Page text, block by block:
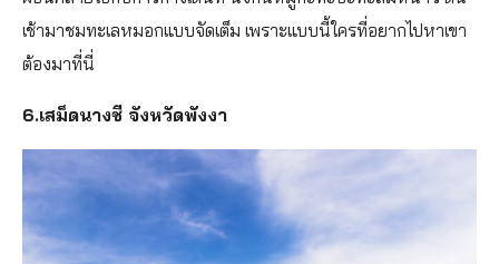
เช้ามาชมทะเลหมอกแบบจัดเต็ม เพราะแบบนี้ใครที่อยากไปหาเขา
ต้องมาที่นี่
6.เสม็ดนางชี จังหวัดพังงา